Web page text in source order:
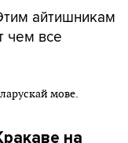
айтишникам
чем все
на